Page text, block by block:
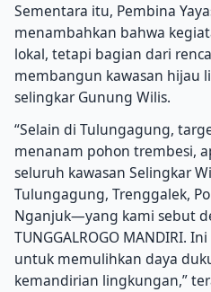
Sementara itu, Pembina
menambahkan bahwa
lokal, tetapi bagian dari
membangun kawasan hijau
selingkar Gunung Wilis.
“Selain di Tulungagung,
menanam pohon trembesi,
seluruh kawasan Selingkar
Tulungagung, Trenggalek,
Nganjuk—yang kami sebut
TUNGGALROGO MANDIRI.
untuk memulihkan daya
kemandirian lingkungan,”